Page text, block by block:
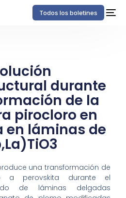
Todos los boletines
durante
de la
pirocloro en
en láminas de
una transformación de
a perovskita durante el
de láminas delgadas